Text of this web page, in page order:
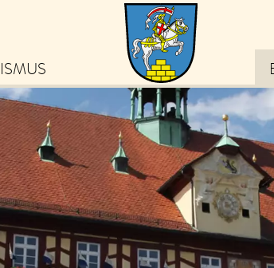
Sie auf dem
über die schönsten
in Bad Staffelstein
Veranstaltungen und
Ausflugszielen bis hin
Angeboten und